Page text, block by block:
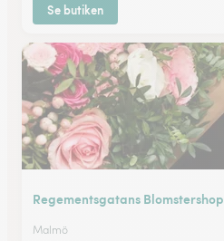
Se butiken
Regementsgatans Blomstershop
Malmö